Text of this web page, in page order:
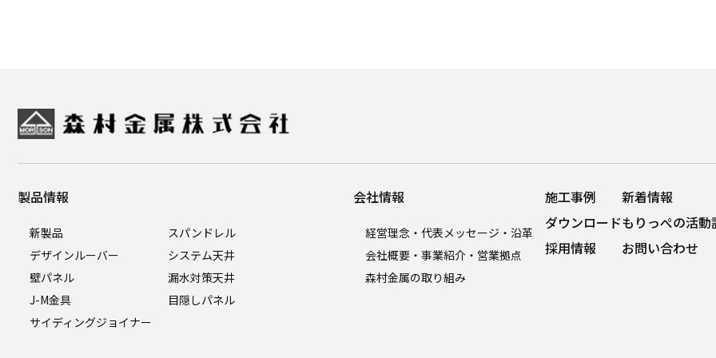
製品情報
新製品
スパンドレル
デザインルーバー
システム天井
壁パネル
漏水対策天井
J-M金具
目隠しパネル
サイディングジョイナー
会社情報
経営理念・代表メッセージ・沿革
会社概要・事業紹介・営業拠点
森村金属の取り組み
施工事例
ダウンロード
採用情報
新着情報
もりっぺの活動
お問い合わせ